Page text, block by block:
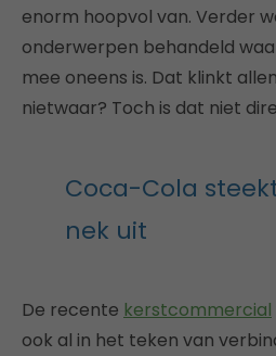
enorm hoopvol van. Verder
onderwerpen behandeld
mee oneens is. Dat klinkt
nietwaar? Toch is dat niet
Coca-Cola
nek uit
De recente kerstcommercial
ook al in het teken van